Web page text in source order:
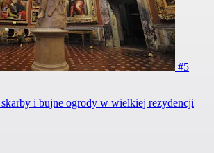
#5
i bujne ogrody w wielkiej rezydencji